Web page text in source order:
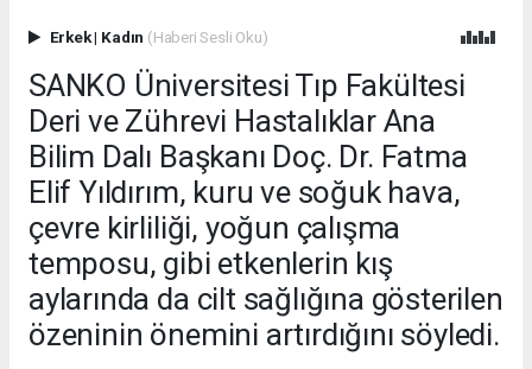
Erkek| Kadın (Haberi Sesli Oku)
SANKO Üniversitesi Tıp Fakültesi
Deri ve Zührevi Hastalıklar Ana
Bilim Dalı Başkanı Doç. Dr. Fatma
Elif Yıldırım, kuru ve soğuk hava,
çevre kirliliği, yoğun çalışma
temposu, gibi etkenlerin kış
aylarında da cilt sağlığına gösterilen
özeninin önemini artırdığını söyledi.